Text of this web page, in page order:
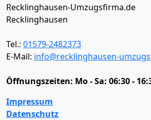
Recklinghausen-Umzugsfirma.de
Recklinghausen
Tel.: 01579-2482373
E-Mail: info@recklinghausen-
Öffnungszeiten: Mo - Sa: 06:30 -
Impressum
Datenschutz